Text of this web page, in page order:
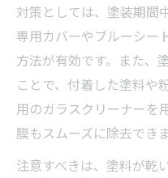
対策としては、塗装期間
専用カバーやブルーシー
方法が有効です。また、
ことで、付着した塗料や
用のガラスクリーナーを
膜もスムーズに除去できま
注意すべきは、塗料が乾